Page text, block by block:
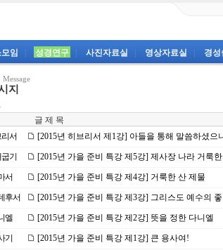
임 성경연구 사진자료실 영상자료실 경성
지
글 제 목
서 [2015년 히브리서 제1강] 아들을 통해 말씀하셨으니
기 [2015년 가을 준비 특강 제5강] 제사장 나라 거룩
서 [2015년 가을 준비 특강 제4강] 거룩한 산 제물
후서 [2015년 가을 준비 특강 제3강] 그리스도 예수의
엘 [2015년 가을 준비 특강 제2강] 뜻을 정한 다니엘
기 [2015년 가을 준비 특강 제1강] 큰 용사여!